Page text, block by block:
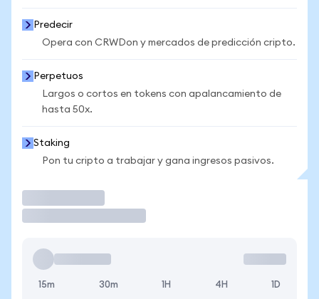
Predecir
Opera con CRWDon y mercados de predicción cripto.
Perpetuos
Largos o cortos en tokens con apalancamiento de
hasta 50x.
Staking
Pon tu cripto a trabajar y gana ingresos pasivos.
15m 30m 1H 4H 1D